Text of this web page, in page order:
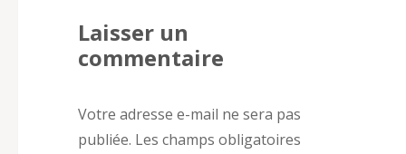
Laisser un
commentaire
Votre adresse e-mail ne sera pas
publiée. Les champs obligatoires